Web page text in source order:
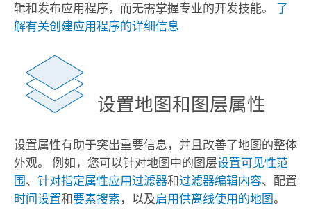
辑和发布应用程序，而无需掌握专业的开发技能。 了
解有关创建应用程序的详细信息
设置地图和图层属性
设置属性有助于突出重要信息，并且改善了地图的整体
外观。 例如，您可以针对地图中的图层设置可见性范
围 、 针对指定属性应用过滤器和过滤器编辑内容、配置
时间设置和 要素搜索 ，以及启用供离线使用的地图。